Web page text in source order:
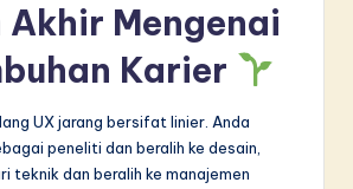
Akhir Mengenai
Karier
UX jarang bersifat linier. Anda
peneliti dan beralih ke desain,
teknik dan beralih ke manajemen